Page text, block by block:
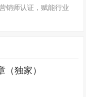
销师认证，赋能行业
独家）